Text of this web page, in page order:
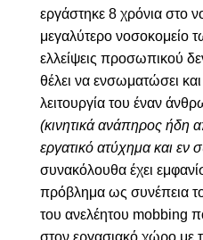
εργάστηκε 8 χρόνια στο
μεγαλύτερο νοσοκομείο
ελλείψεις προσωπικού
θέλει να ενσωματώσει και
λειτουργία του έναν
(κινητικά ανάπηρος ήδη
εργατικό ατύχημα και εν
συνακόλουθα έχει
πρόβλημα ως συνέπεια
του ανελέητου mobbing
στον εργασιακό χώρο με